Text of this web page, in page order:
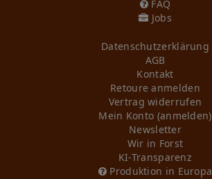
FAQ
Jobs
Daten­schutz­erklärung
AGB
Kontakt
Retoure anmelden
Vertrag widerrufen
Mein Konto (anmelden)
Newsletter
Wir in Forst
KI-Transparenz
Produktion in Europa